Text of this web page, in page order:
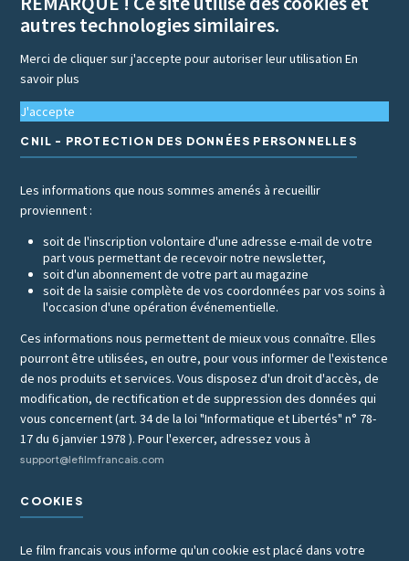
autres technologies similaires.
Merci de cliquer sur j'accepte pour autoriser leur utilisationEn
savoir plus
J'accepte
CNIL - PROTECTION DES DONNÉES PERSONNELLES
Les informations que nous sommes amenés à recueillir
proviennent :
soit de l'inscription volontaire d'une adresse e-mail de votre
part vous permettant de recevoir notre newsletter,
soit d'un abonnement de votre part au magazine
soit de la saisie complète de vos coordonnées par vos soins à
l'occasion d'une opération événementielle.
Ces informations nous permettent de mieux vous connaître. Elles
pourront être utilisées, en outre, pour vous informer de l'existence
de nos produits et services. Vous disposez d'un droit d'accès, de
modification, de rectification et de suppression des données qui
vous concernent (art. 34 de la loi "Informatique et Libertés" n° 78-
17 du 6 janvier 1978 ). Pour l'exercer, adressez vous à
support@lefilmfrancais.com
COOKIES
Le film francais vous informe qu'un cookie est placé dans votre